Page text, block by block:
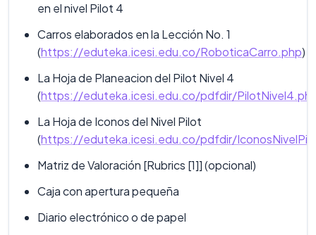
en el nivel Pilot 4
Carros elaborados en la Lección No. 1
(https://eduteka.icesi.edu.co/RoboticaCarro.php)
La Hoja de Planeacion del Pilot Nivel 4
(https://eduteka.icesi.edu.co/pdfdir/
La Hoja de Iconos del Nivel Pilot
(https://eduteka.icesi.edu.co/pdfdir/
Matriz de Valoración [Rubrics [1]] (opcional)
Caja con apertura pequeña
Diario electrónico o de papel